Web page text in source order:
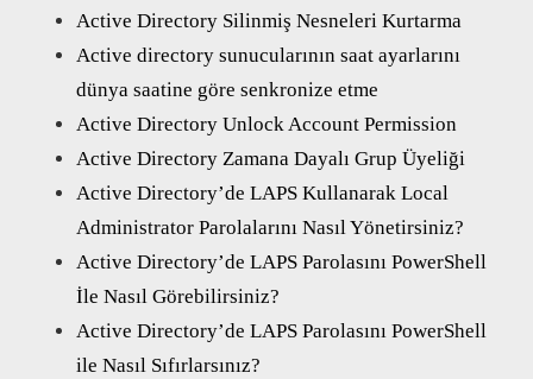
Active Directory Silinmiş Nesneleri Kurtarma
Active directory sunucularının saat ayarlarını
dünya saatine göre senkronize etme
Active Directory Unlock Account Permission
Active Directory Zamana Dayalı Grup Üyeliği
Active Directory’de LAPS Kullanarak Local
Administrator Parolalarını Nasıl Yönetirsiniz?
Active Directory’de LAPS Parolasını PowerShell
İle Nasıl Görebilirsiniz?
Active Directory’de LAPS Parolasını PowerShell
ile Nasıl Sıfırlarsınız?